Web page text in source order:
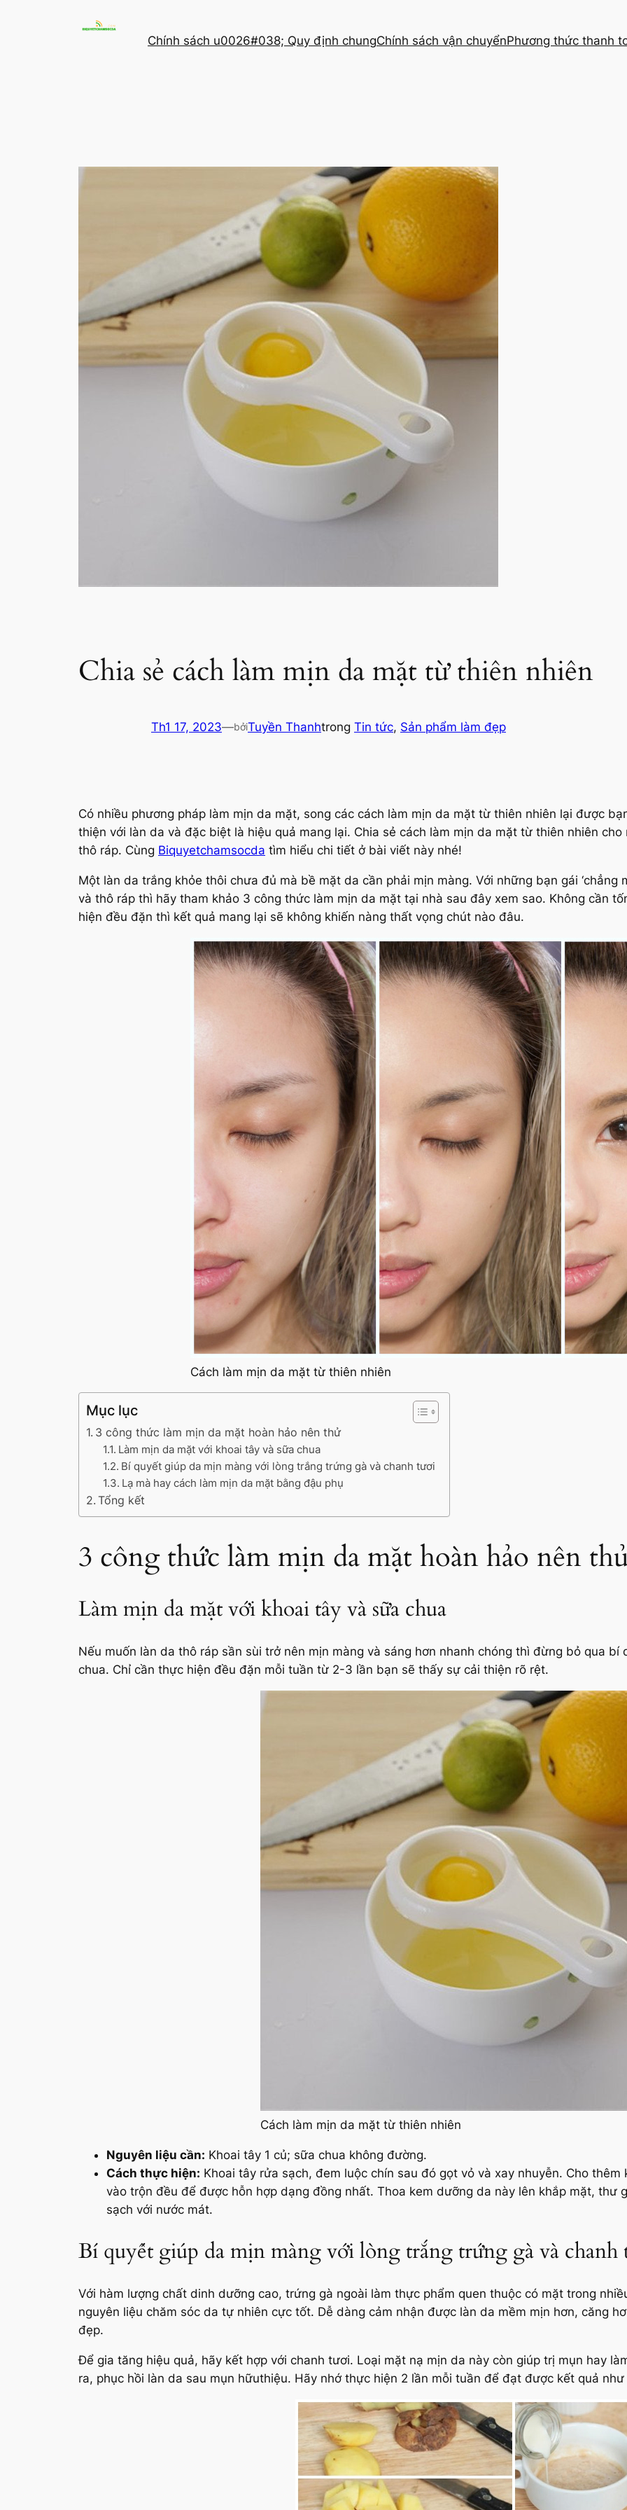
Chính sách u0026#038; Quy định chungChính sách vận chuyểnPhương thức thanh
Chia sẻ cách làm mịn da mặt từ thiên nhiên
Th1 17, 2023—bởiTuyền Thanhtrong Tin tức, Sản phẩm làm đẹp
Có nhiều phương pháp làm mịn da mặt, song các cách làm mịn da mặt từ thiên nhiên lại được
thiện với làn da và đặc biệt là hiệu quả mang lại. Chia sẻ cách làm mịn da mặt từ thiên nhiên cho
thô ráp. Cùng Biquyetchamsocda tìm hiểu chi tiết ở bài viết này nhé!
Một làn da trắng khỏe thôi chưa đủ mà bề mặt da cần phải mịn màng. Với những bạn gái ‘chẳng
và thô ráp thì hãy tham khảo 3 công thức làm mịn da mặt tại nhà sau đây xem sao. Không cần
hiện đều đặn thì kết quả mang lại sẽ không khiến nàng thất vọng chút nào đâu.
Cách làm mịn da mặt từ thiên nhiên
Mục lục
3 công thức làm mịn da mặt hoàn hảo nên thử
Làm mịn da mặt với khoai tây và sữa chua
Bí quyết giúp da mịn màng với lòng trắng trứng gà và chanh tươi
Lạ mà hay cách làm mịn da mặt bằng đậu phụ
Tổng kết
3 công thức làm mịn da mặt hoàn hảo nên
Làm mịn da mặt với khoai tây và sữa chua
Nếu muốn làn da thô ráp sần sùi trở nên mịn màng và sáng hơn nhanh chóng thì đừng bỏ qua
chua. Chỉ cần thực hiện đều đặn mỗi tuần từ 2-3 lần bạn sẽ thấy sự cải thiện rõ rệt.
Cách làm mịn da mặt từ thiên nhiên
Nguyên liệu cần: Khoai tây 1 củ; sữa chua không đường.
Cách thực hiện: Khoai tây rửa sạch, đem luộc chín sau đó gọt vỏ và xay nhuyễn. Cho
vào trộn đều để được hỗn hợp dạng đồng nhất. Thoa kem dưỡng da này lên khắp mặt, thư
sạch với nước mát.
Bí quyết giúp da mịn màng với lòng trắng trứng gà và chanh
Với hàm lượng chất dinh dưỡng cao, trứng gà ngoài làm thực phẩm quen thuộc có mặt trong
nguyên liệu chăm sóc da tự nhiên cực tốt. Dễ dàng cảm nhận được làn da mềm mịn hơn, căng
đẹp.
Để gia tăng hiệu quả, hãy kết hợp với chanh tươi. Loại mặt nạ mịn da này còn giúp trị mụn hay
ra, phục hồi làn da sau mụn hữuthiệu. Hãy nhớ thực hiện 2 lần mỗi tuần để đạt được kết quả